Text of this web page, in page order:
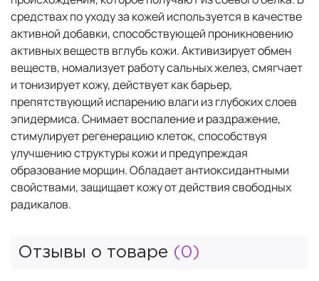
средствах по уходу за кожей используется в качестве
активной добавки, способствующей проникновению
активных веществ вглубь кожи. Активизирует обмен
веществ, номализует работу сальных желез, смягчает
и тонизирует кожу, действует как барьер,
препятствующий испарению влаги из глубоких слоев
эпидермиса. Снимает воспаление и раздражение,
стимулирует регенерацию клеток, способствуя
улучшению структуры кожи и предупреждая
образование морщин. Обладает антиоксидантными
свойствами, защищает кожу от действия свободных
радикалов.
Отзывы о товаре (0)